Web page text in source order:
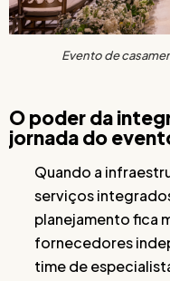
Evento de
O poder da
jornada do
Quando a
serviços
planejamento fica
fornecedores
time de